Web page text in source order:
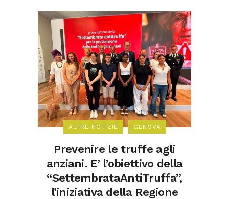
ALTRE NOTIZIE GENOVA
Prevenire le truffe agli
anziani. E’ l’obiettivo della
“SettembrataAntiTruffa”,
l’iniziativa della Regione